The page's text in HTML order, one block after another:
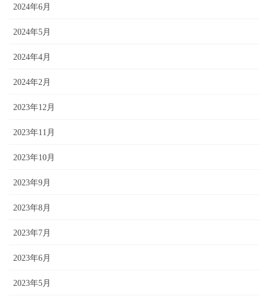
2024年6月
2024年5月
2024年4月
2024年2月
2023年12月
2023年11月
2023年10月
2023年9月
2023年8月
2023年7月
2023年6月
2023年5月